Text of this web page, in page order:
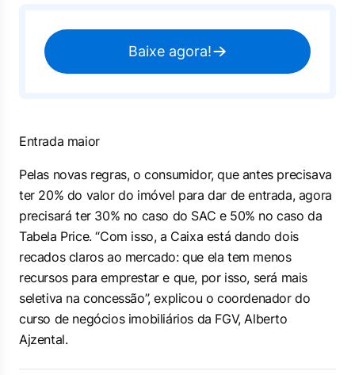
Baixe agora!
Entrada maior
Pelas novas regras, o consumidor, que antes precisava
ter 20% do valor do imóvel para dar de entrada, agora
precisará ter 30% no caso do SAC e 50% no caso da
Tabela Price. “Com isso, a Caixa está dando dois
recados claros ao mercado: que ela tem menos
recursos para emprestar e que, por isso, será mais
seletiva na concessão”, explicou o coordenador do
curso de negócios imobiliários da FGV, Alberto
Ajzental.